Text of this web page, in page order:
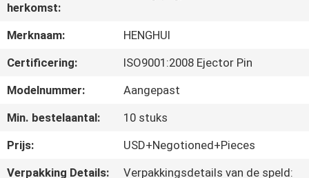
ONGEVEER
ONS
FABRIEKSREIS
KWALITEITSCONTROLE
CONTACTEER
herkomst:
Merknaam:
HENGHUI
Certificering:
ISO9001:2008 Ejector Pin
Modelnummer:
Aangepast
Min. bestelaantal:
10 stuks
Prijs:
USD+Negotioned+Pieces
Verpakking Details:
Verpakkingsdetails van de speld: